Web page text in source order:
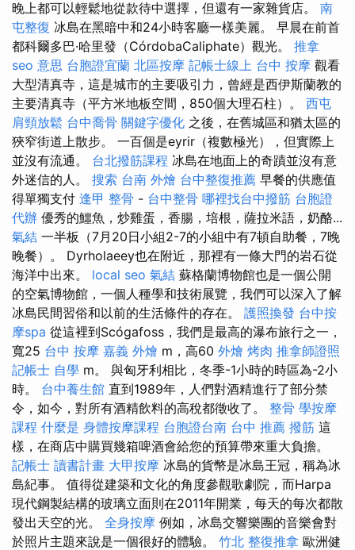
晚上都可以輕鬆地從款待中選擇，但還有一家雜貨店。 南
屯整復 冰島在黑暗中和24小時客廳一樣美麗。 早晨在前首
都科爾多巴·哈里發（CórdobaCaliphate）觀光。 推拿
seo 意思 台胞證宜蘭 北區按摩 記帳士線上 台中 按摩 觀看
大型清真寺，這是城市的主要吸引力，曾經是西伊斯蘭教的
主要清真寺（平方米地板空間，850個大理石柱）。 西屯
肩頸放鬆 台中喬骨 關鍵字優化 之後，在舊城區和猶太區的
狹窄街道上散步。 一百個是eyrir（複數極光），但實際上
並沒有流通。 台北撥筋課程 冰島在地面上的奇蹟並沒有意
外迷信的人。 搜索 台南 外燴 台中整復推薦 早餐的供應值
得單獨支付 逢甲 整骨 - 台中整骨 哪裡找台中撥筋 台胞證
代辦 優秀的鱷魚，炒雞蛋，香腸，培根，薩拉米語，奶酪...
氣結 一半板（7月20日小組2-7的小組中有7頓自助餐，7晚
晚餐）。 Dyrholaeey也在附近，那裡有一條大門的岩石從
海洋中出來。 local seo 氣結 蘇格蘭博物館也是一個公開
的空氣博物館，一個人種學和技術展覽，我們可以深入了解
冰島民間習俗和以前的生活條件的存在。 護照換發 台中按
摩spa 從這裡到Scógafoss，我們是最高的瀑布旅行之一，
寬25 台中 按摩 嘉義 外燴 m，高60 外燴 烤肉 推拿師證照
記帳士 自學 m。 與匈牙利相比，冬季-1小時的時區為-2小
時。 台中養生館 直到1989年，人們對酒精進行了部分禁
令，如今，對所有酒精飲料的高稅都徵收了。 整骨 學按摩
課程 什麼是 身體按摩課程 台胞證台南 台中 推薦 撥筋 這
樣，在商店中購買幾箱啤酒會給您的預算帶來重大負擔。
記帳士 讀書計畫 大甲按摩 冰島的貨幣是冰島王冠，稱為冰
島紀事。 值得從建築和文化的角度參觀歌劇院，而Harpa
現代鋼製結構的玻璃立面則在2011年開業，每天的每次都散
發出天空的光。 全身按摩 例如，冰島交響樂團的音樂會對
於照片主題來說是一個很好的體驗。 竹北 整復推拿 歐洲健